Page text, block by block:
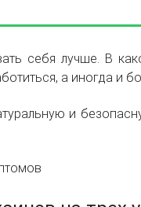
себя лучше. В
а иногда и
и